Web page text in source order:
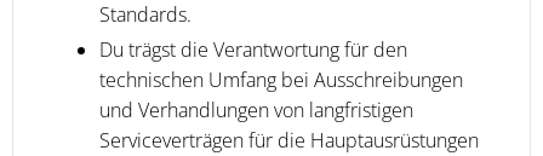
Standards.
Du trägst die Verantwortung für den
technischen Umfang bei Ausschreibungen
und Verhandlungen von langfristigen
Serviceverträgen für die Hauptausrüstungen